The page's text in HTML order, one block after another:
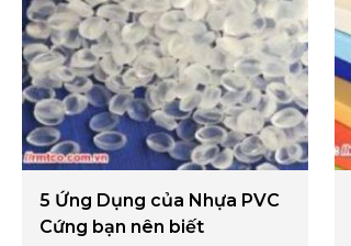
5 Ứng Dụng của Nhựa PVC
Cứng bạn nên biết